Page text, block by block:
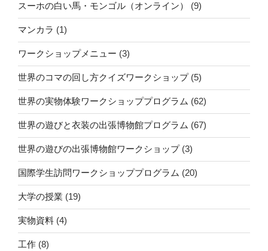
交
流
フ
ェ
テ
ィ
バ
ル
年
10
月
2
(日)
開
スーホの白い馬・モンゴル（オンライン） (9)
マンカラ (1)
ワークショップメニュー (3)
世界のコマの回し方クイズワークショップ(5)
世界の実物体験ワークショッププログラム (62)
世界の遊びと衣装の出張博物館プログラム (67)
世界の遊びの出張博物館ワークショップ(3)
国際学生訪問ワークショッププログラム (20)
大学の授業 (19)
実物資料 (4)
工作 (8)